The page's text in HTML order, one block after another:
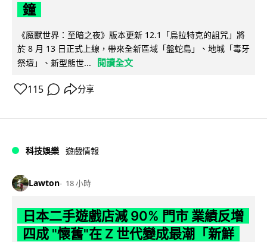
鐘
《魔獸世界：至暗之夜》版本更新 12.1「烏拉特克的詛咒」將
於 8 月 13 日正式上線，帶來全新區域「盤蛇島」、地城「毒牙
祭壇」、新型態世...
閱讀全文
115 分享
科技娛樂 遊戲情報
Lawton 18 小時
日本二手遊戲店減 90% 門市 業績反增
四成 "懷舊"在 Z 世代變成最潮「新鮮